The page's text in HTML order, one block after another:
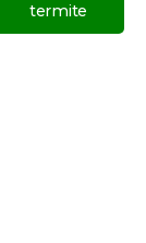
termite